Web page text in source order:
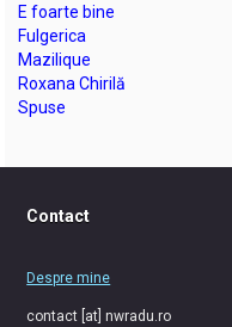
E foarte bine
Fulgerica
Mazilique
Roxana Chirilă
Spuse
Contact
Despre mine
contact [at] nwradu.ro